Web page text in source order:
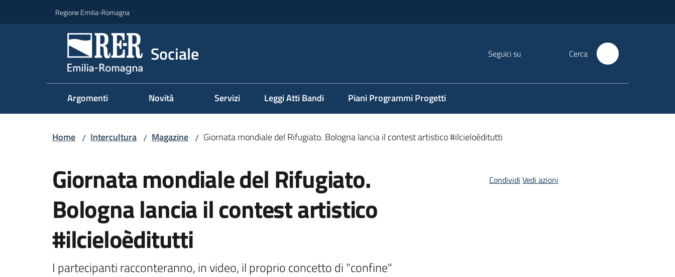
Regione Emilia-Romagna
Sociale Seguici su Cerca
Argomenti Novità Servizi Leggi Atti Bandi Piani Programmi Progetti
Home / Intercultura / Magazine / Giornata mondiale del Rifugiato. Bologna lancia il contest artistico #ilcieloèditutti
Giornata mondiale del Rifugiato.
Bologna lancia il contest artistico
#ilcieloèditutti
I partecipanti racconteranno, in video, il proprio concetto di "confine"
Condividi Vedi azioni